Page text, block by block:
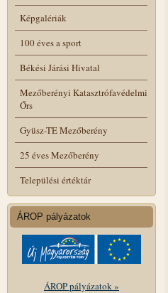
Képgalériák
100 éves a sport
Békési Járási Hivatal
Mezőberényi Katasztrófavédelmi
Őrs
Gyüsz-TE Mezőberény
25 éves Mezőberény
Települési értéktár
ÁROP pályázatok
ÁROP pályázatok »